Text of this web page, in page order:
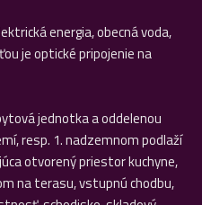
energia, obecná voda,
je optické pripojenie na
jednotka a oddelenou
resp. 1. nadzemnom podlaží
otvorený priestor kuchyne,
na terasu, vstupnú chodbu,